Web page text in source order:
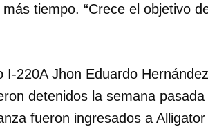
tiempo. “Crece el objetivo
I-220A Jhon Eduardo
detenidos la semana
fueron ingresados a Alligator